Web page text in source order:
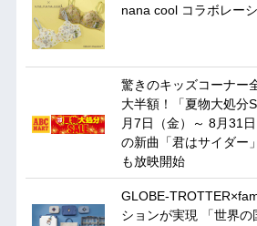
nana cool コラボレー
驚きのキッズコーナー
大半額！「夏物大処分
月7日（金）～ 8月31
の新曲「君はサイダー
も放映開始
GLOBE-
ションが実現 「世界